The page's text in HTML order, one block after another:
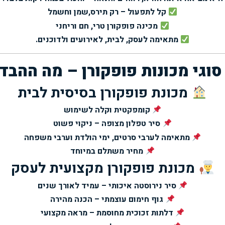
קל לתפעול – רק תירס,שמן וחשמל
מכינה פופקורן טרי, חם וריחני
מתאימה לעסק, לבית, לאירועים ולדוכנים.
סוגי מכונות פופקורן – מה
מכונת פופקורן בסיסית לבית
קומפקטית וקלה לשימוש
סיר טפלון מצופה – ניקוי פשוט
מתאימה לערבי סרטים, ימי הולדת וערבי משפחה
מחיר משתלם במיוחד
מכונת פופקורן מקצועית לעסק
סיר נירוסטה איכותי – עמיד לאורך שנים
גוף חימום עוצמתי – הכנה מהירה
דלתות זכוכית מחוסמת – מראה מקצועי